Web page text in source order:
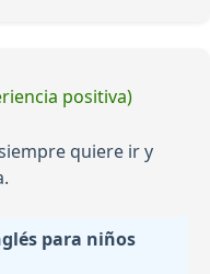
positiva)
quiere ir y
para niños